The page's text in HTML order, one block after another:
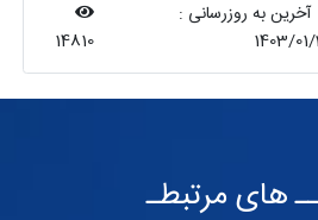
آخرین به روزرسانی :
1403/
14810
های مرتبطـ